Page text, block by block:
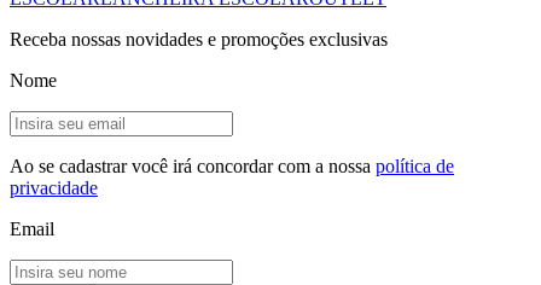
Receba nossas novidades e promoções exclusivas
Nome
Ao se cadastrar você irá concordar com a nossa política de
privacidade
Email